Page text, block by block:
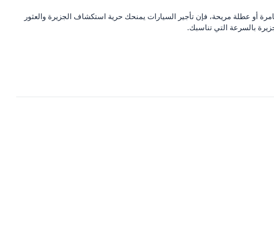
أو عطلة مريحة، فإن تأجير السيارات يمنحك حرية استكشاف الجزيرة والعثور
بالسرعة التي تناسبك.